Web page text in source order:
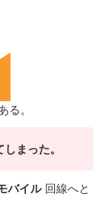
る。
まった。
バイル回線へと